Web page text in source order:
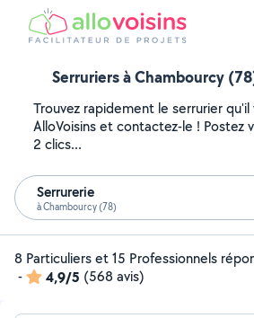
Serruriers à Chambourcy
Trouvez rapidement le serrurier qu'il
AlloVoisins et contactez-le ! Postez
2 clics...
Serrurerie
à Chambourcy (78)
8 Particuliers et 15 Professionnels
-
4,9/5 (568 avis)